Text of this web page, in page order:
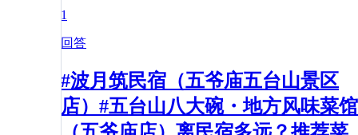
1
回答
#波月筑民宿（五爷庙五台山景区
店）#五台山八大碗・地方风味菜馆